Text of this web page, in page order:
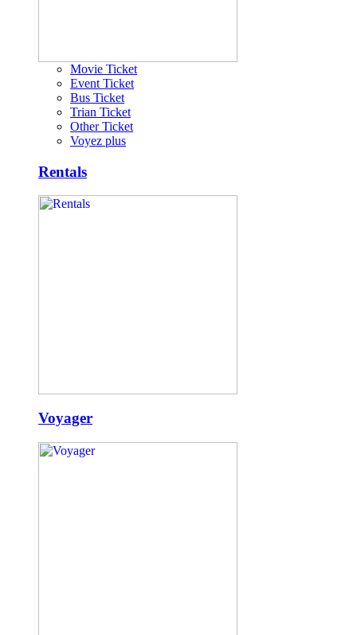
Movie Ticket
Event Ticket
Bus Ticket
Trian Ticket
Other Ticket
Voyez plus
Rentals
Voyager